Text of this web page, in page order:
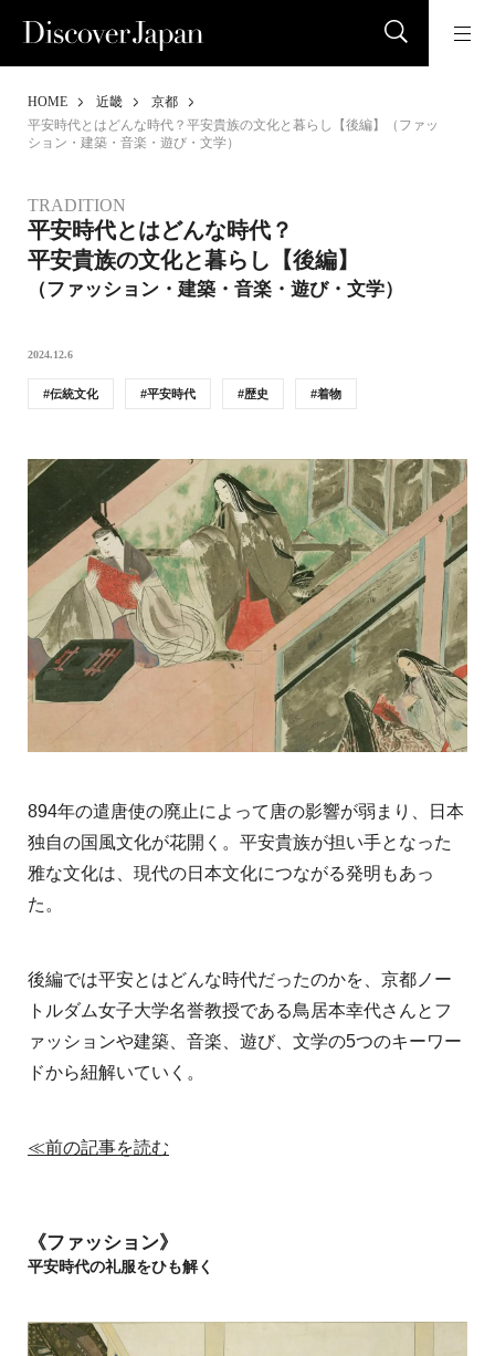
HOME 近畿
京都
平安時代とはどんな時代？平安貴族の文化と暮らし【後編】（ファッ
ション・建築・音楽・遊び・文学）
TRADITION
平安時代とはどんな時代？
平安貴族の文化と暮らし【後編】
（ファッション・建築・音楽・遊び・文学）
2024.12.6
伝統文化 平安時代 歴史 着物
894年の遣唐使の廃止によって唐の影響が弱まり、日本
独自の国風文化が花開く。平安貴族が担い手となった
雅な文化は、現代の日本文化につながる発明もあっ
た。
後編では平安とはどんな時代だったのかを、京都ノー
トルダム女子大学名誉教授である鳥居本幸代さんとフ
ァッションや建築、音楽、遊び、文学の5つのキーワー
ドから紐解いていく。
≪前の記事を読む
《ファッション》
平安時代の礼服をひも解く